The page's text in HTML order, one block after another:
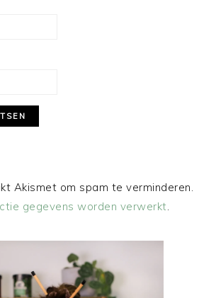
Akismet om spam te verminderen.
gegevens worden verwerkt